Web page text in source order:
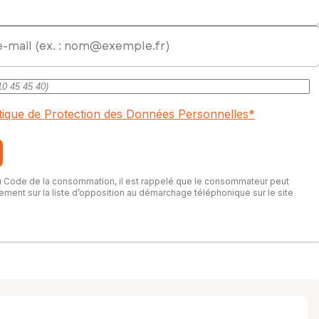
de Protection des Données Personnelles*
Code de la consommation, il est rappelé que le consommateur peut
sur la liste d’opposition au démarchage téléphonique sur le site